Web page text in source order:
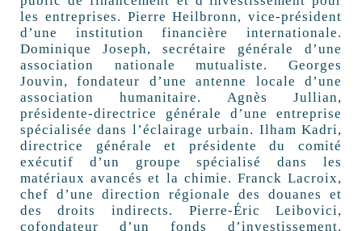
les entreprises. Pierre Heilbronn, vice-président
d’une institution financière internationale.
Dominique Joseph, secrétaire générale d’une
association nationale mutualiste. Georges
Jouvin, fondateur d’une antenne locale d’une
association humanitaire. Agnès Jullian,
présidente-directrice générale d’une entreprise
spécialisée dans l’éclairage urbain. Ilham Kadri,
directrice générale et présidente du comité
exécutif d’un groupe spécialisé dans les
matériaux avancés et la chimie. Franck Lacroix,
chef d’une direction régionale des douanes et
des droits indirects. Pierre-Éric Leibovici,
cofondateur d’un fonds d’investissement.